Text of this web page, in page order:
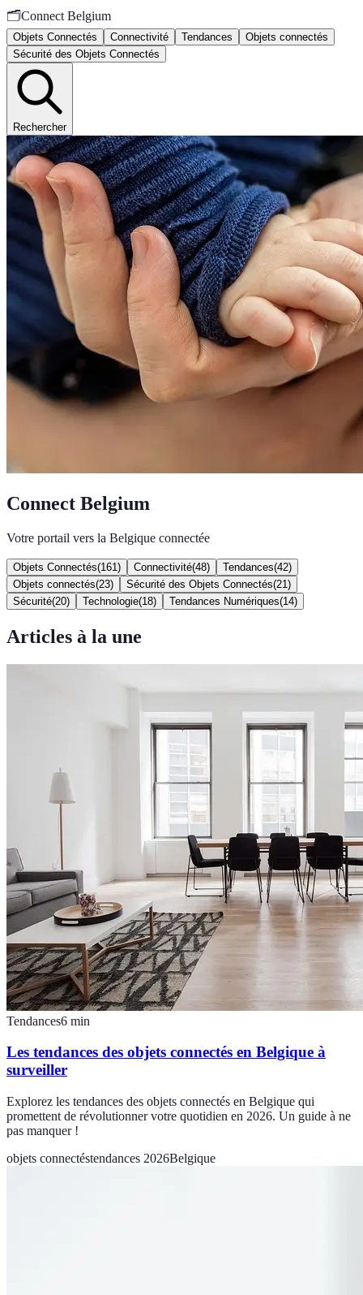
🗂️Connect Belgium
Objets Connectés Connectivité Tendances
Objets connectés
Sécurité des Objets Connectés
Rechercher
Connect Belgium
Votre portail vers la Belgique connectée
Objets Connectés(161 ) Connectivité(48) Tendances(42)
Objets connectés(23) Sécurité des Objets Connectés(21 )
Sécurité(20) Technologie(18) Tendances Numériques(14)
Articles à la une
Tendances6 min
Les tendances des objets connectés en Belgique à
surveiller
Explorez les tendances des objets connectés en Belgique qui
promettent de révolutionner votre quotidien en 2026. Un guide à ne
pas manquer !
objets connectéstendances 2026Belgique